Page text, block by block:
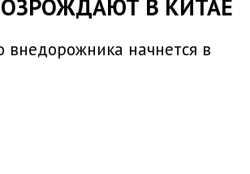
В КИТАЕ
внедорожника начнется в